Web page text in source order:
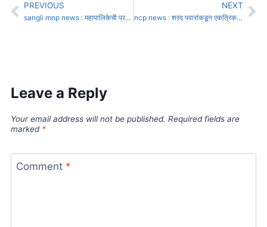
PREVIOUS
sangli mnp news : महापालिकेची प्रभाग व सदस्य संख्येवरून प्रशासनाचा संभ्रम
NEXT
ncp news : शरद पवारांकडून एकत्रिकरणाचे संकेत निर्णयाचा चेंडू सुप्रिया, जयंत पाटलांच्या कोर्टात
Leave a Reply
Your email address will not be published. Required fields are
marked *
Comment *